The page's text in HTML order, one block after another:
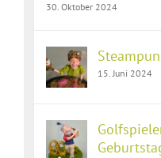
30. Oktober 2024
15. Juni 2024